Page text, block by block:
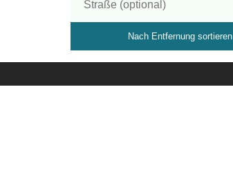
Nach Entfernung sortieren